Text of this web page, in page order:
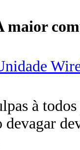
maior
à
devagar